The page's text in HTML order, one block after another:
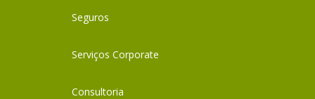
Seguros
Serviços Corporate
Consultoria